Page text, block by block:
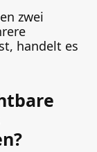
zwei
handelt es